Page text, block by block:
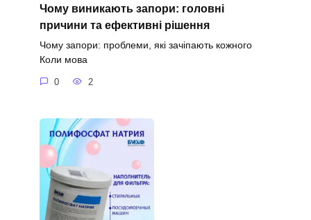
Чому виникають запори: головні
причини та ефективні рішення
Чому запори: проблеми, які зачіпають кожного
Коли мова
0 2